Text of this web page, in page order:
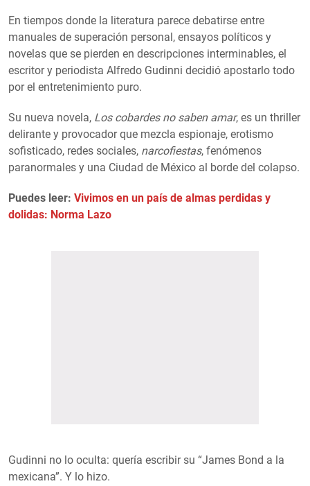
En tiempos donde la literatura parece debatirse entre
manuales de superación personal, ensayos políticos y
novelas que se pierden en descripciones interminables, el
escritor y periodista Alfredo Gudinni decidió apostarlo todo
por el entretenimiento puro.
Su nueva novela, Los cobardes no saben amar, es un thriller
delirante y provocador que mezcla espionaje, erotismo
sofisticado, redes sociales, narcofiestas, fenómenos
paranormales y una Ciudad de México al borde del colapso.
Puedes leer: Vivimos en un país de almas perdidas y
dolidas: Norma Lazo
Gudinni no lo oculta: quería escribir su “James Bond a la
mexicana”. Y lo hizo.